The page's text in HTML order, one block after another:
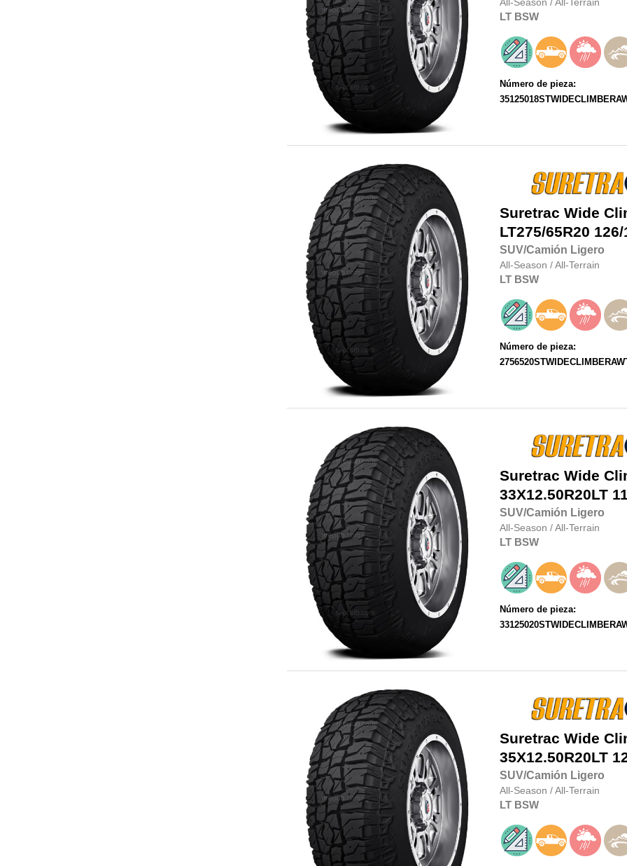
LT BSW
Número de pieza:
Suretrac Wide
LT275/65R20 126/
SUV/Camión Ligero
All-Season /All-Terrain
LT BSW
Número de pieza:
Suretrac Wide
33X12.50R20LT
SUV/Camión Ligero
All-Season /All-Terrain
LT BSW
Número de pieza:
Suretrac Wide
35X12.50R20LT
SUV/Camión Ligero
All-Season /All-Terrain
LT BSW